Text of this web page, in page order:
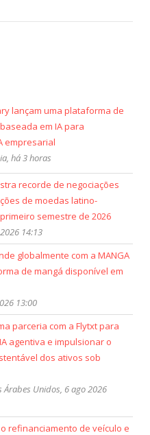
lançam uma plataforma de
em IA para
empresarial
há 3 horas
recorde de negociações
de moedas latino-
semestre de 2026
14:13
globalmente com a MANGA
de mangá disponível em
13:00
parceria com a Flytxt para
agentiva e impulsionar o
dos ativos sob
Árabes Unidos, 6 ago 2026
refinanciamento de veículo e